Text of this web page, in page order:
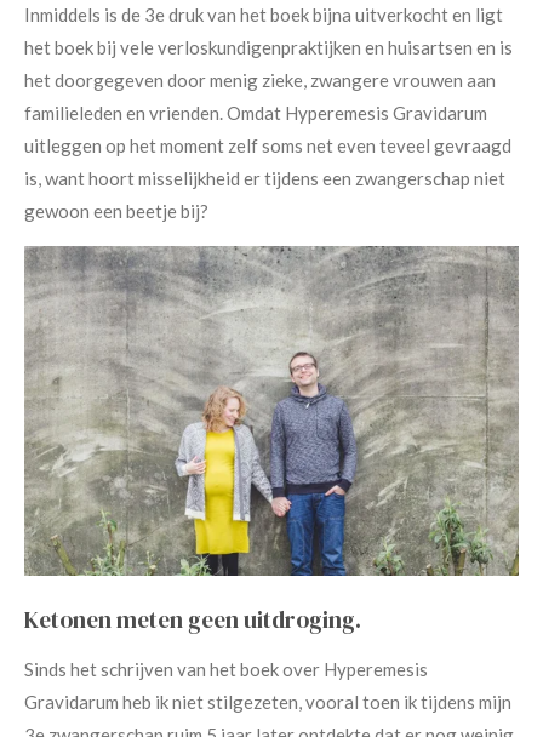
Inmiddels is de 3e druk van het boek bijna uitverkocht en ligt
het boek bij vele verloskundigenpraktijken en huisartsen en is
het doorgegeven door menig zieke, zwangere vrouwen aan
familieleden en vrienden. Omdat Hyperemesis Gravidarum
uitleggen op het moment zelf soms net even teveel gevraagd
is, want hoort misselijkheid er tijdens een zwangerschap niet
gewoon een beetje bij?
Ketonen meten geen uitdroging.
Sinds het schrijven van het boek over Hyperemesis
Gravidarum heb ik niet stilgezeten, vooral toen ik tijdens mijn